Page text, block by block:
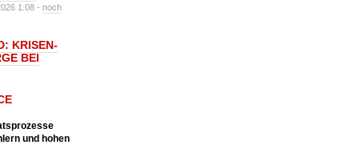
1:08 - noch
KRISEN-
BEI
und hohen